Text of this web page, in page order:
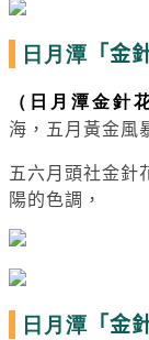
日月潭 「金
（日月潭金針
海，五月黃金風
五六月頭社金針
陽的色調，
日月潭 「金